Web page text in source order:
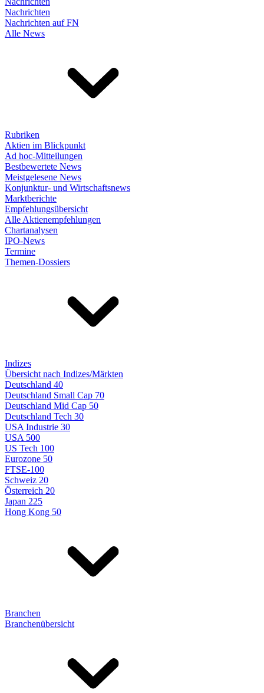
Nachrichten
Nachrichten auf FN
Alle News
Rubriken
Aktien im Blickpunkt
Ad hoc-Mitteilungen
Bestbewertete News
Meistgelesene News
Konjunktur- und Wirtschaftsnews
Marktberichte
Empfehlungsübersicht
Alle Aktienempfehlungen
Chartanalysen
IPO-News
Termine
Themen-Dossiers
Indizes
Übersicht nach Indizes/Märkten
Deutschland 40
Deutschland Small Cap 70
Deutschland Mid Cap 50
Deutschland Tech 30
USA Industrie 30
USA 500
US Tech 100
Eurozone 50
FTSE-100
Schweiz 20
Österreich 20
Japan 225
Hong Kong 50
Branchen
Branchenübersicht